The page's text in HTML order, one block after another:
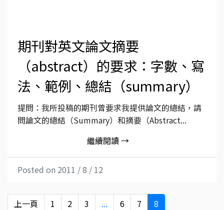
期刊對英文論文摘要
（abstract）的要求：字數、寫
法、範例、總結（summary）
提問：我所投稿的期刊曾要求我提供論文的總結，請
問論文的總結（Summary）和摘要（Abstract...
繼續閱讀 →
Posted on 2011 / 8 / 12
上一頁 1 2 3 ... 6 7 8